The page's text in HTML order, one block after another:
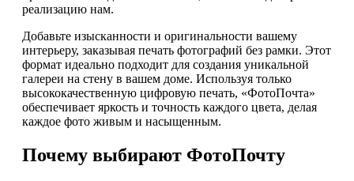
реализацию нам.
Добавьте изысканности и оригинальности вашему
интерьеру, заказывая печать фотографий без рамки. Этот
формат идеально подходит для создания уникальной
галереи на стену в вашем доме. Используя только
высококачественную цифровую печать, «ФотоПочта»
обеспечивает яркость и точность каждого цвета, делая
каждое фото живым и насыщенным.
Почему выбирают ФотоПочту